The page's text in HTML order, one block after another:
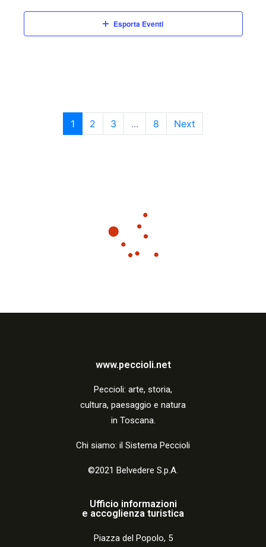
Esporta Eventi
1 2 3 ... 8 Next
www.peccioli.net
Peccioli: arte, storia,
cultura, paesaggio e natura
in Toscana.
Chi siamo: il Sistema Peccioli
©2021 Belvedere S.p.A.
Ufficio informazioni
e accoglienza turistica
Piazza del Popolo, 5